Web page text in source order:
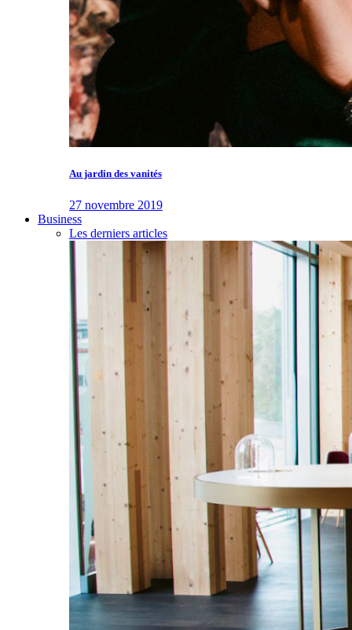
Au jardin des vanités
27 novembre 2019
Business
Les derniers articles